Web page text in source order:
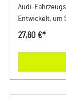
Audi-
Entwickelt, um
und
Lebensdauer
27,60 €*